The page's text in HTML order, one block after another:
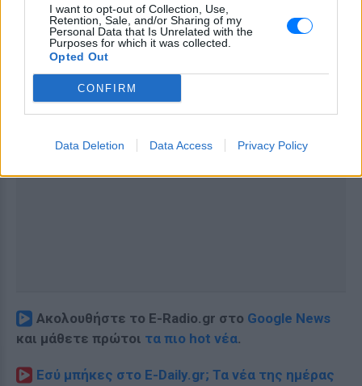
I want to opt-out of Collection, Use,
Retention, Sale, and/or Sharing of my
Personal Data that Is Unrelated with the
Purposes for which it was collected.
Opted Out
CONFIRM
Data Deletion Data Access Privacy Policy
Ακολουθήστε το E-Radio.gr στο Google News
και μάθετε πρώτοι τα πιο hot νέα.
Εσύ μπήκες στο E-Daily.gr; Τα νέα της ημέρας